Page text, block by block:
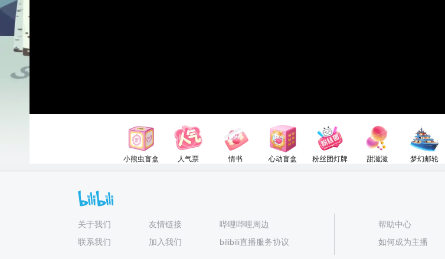
小熊虫盲盒
90电池
人气票
1电池
情书
52电池
心动盲盒
150电池
粉丝团灯牌
1电池
甜滋滋
50电池
梦幻邮轮
3000电池
关于我们 友情链接
哔哩哔哩周边
联系我们
加入我们 bilibili直播服务协议
帮助中心
如何成为主播